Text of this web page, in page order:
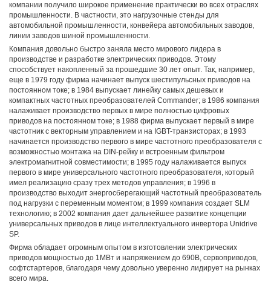
компании получило широкое применение практически во всех отраслях
промышленности. В частности, это нагрузочные стенды для
автомобильной промышленности, конвейера автомобильных заводов,
линии заводов шиной промышленности.
Компания довольно быстро заняла место мирового лидера в
производстве и разработке электрических приводов. Этому
способствует накопленный за прошедшие 30 лет опыт. Так, например,
еще в 1979 году фирма начинает выпуск шестипульсных приводов на
постоянном токе; в 1984 выпускает линейку самых дешевых и
компактных частотных преобразователей Commander; в 1986 компания
налаживает производство первых в мире полностью цифровых
приводов на постоянном токе; в 1988 фирма выпускает первый в мире
частотник с векторным управлением и на IGBT-транзисторах; в 1993
начинается производство первого в мире частотного преобразователя с
возможностью монтажа на DIN-рейку и встроенным фильтром
электромагнитной совместимости; в 1995 году налаживается выпуск
первого в мире универсального частотного преобразователя, который
имел реализацию сразу трех методов управления; в 1996 в
производство выходит энергосберегающий частотный преобразователь
под нагрузки с переменным моментом; в 1999 компания создает SLM
технологию; в 2002 компания дает дальнейшее развитие концепции
универсальных приводов в лице интеллектуального инвертора Unidrive
SP.
Фирма обладает огромным опытом в изготовлении электрических
приводов мощностью до 1МВт и напряжением до 690В, сервоприводов,
софтстартеров, благодаря чему довольно уверенно лидирует на рынках
всего мира.